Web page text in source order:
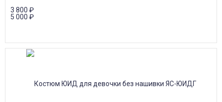
3 800 ₽
5 000 ₽